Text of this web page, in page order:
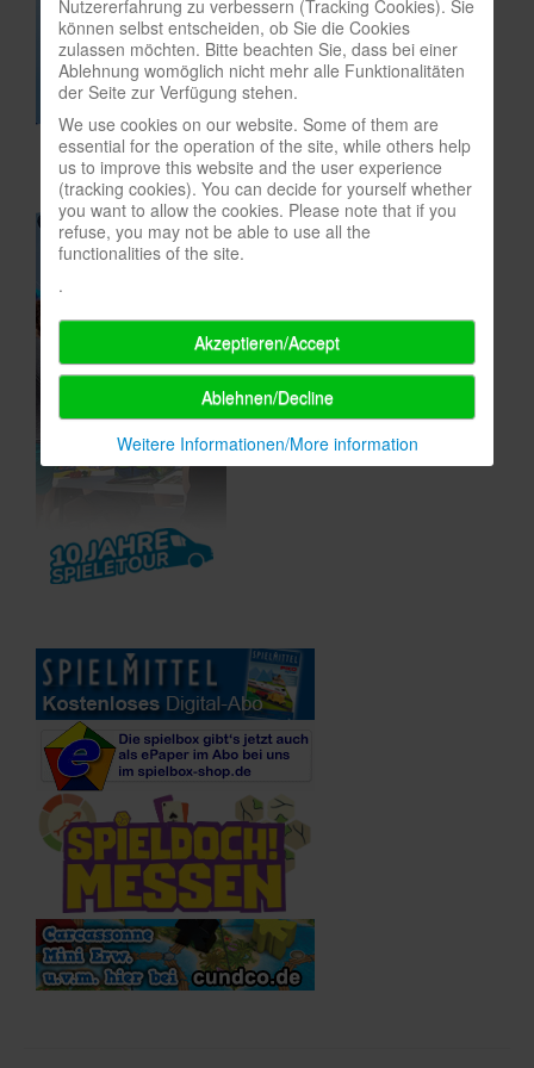
In eigener Sache-On our own behalf
Archivierte Meldungen-News archive
Nutzererfahrung zu verbessern (Tracking Cookies). Sie
können selbst entscheiden, ob Sie die Cookies
zulassen möchten. Bitte beachten Sie, dass bei einer
Ablehnung womöglich nicht mehr alle Funktionalitäten
der Seite zur Verfügung stehen.
We use cookies on our website. Some of them are
essential for the operation of the site, while others help
us to improve this website and the user experience
(tracking cookies). You can decide for yourself whether
you want to allow the cookies. Please note that if you
refuse, you may not be able to use all the
functionalities of the site.
.
Akzeptieren/Accept
Ablehnen/Decline
Weitere Informationen/More information